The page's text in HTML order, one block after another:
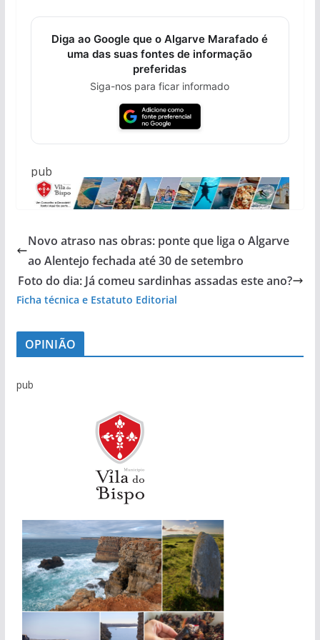
Diga ao Google que o Algarve Marafado é
uma das suas fontes de informação
preferidas
Siga-nos para ficar informado
pub
Novo atraso nas obras: ponte que liga o Algarve
ao Alentejo fechada até 30 de setembro
Foto do dia: Já comeu sardinhas assadas este ano?
Ficha técnica e Estatuto Editorial
OPINIÃO
pub